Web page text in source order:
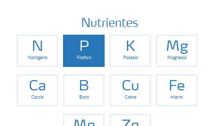
Almacenaje y uso de fertilizantes
Cultivos
Distribuidores
Nutrientes
N
Nitrógeno
P
Fósforo
K
Potasio
Mg
Magnesio
Ca
Calcio
B
Boro
Cu
Cobre
Fe
Hierro